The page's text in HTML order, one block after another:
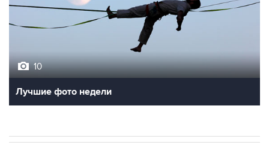
10
Лучшие фото недели